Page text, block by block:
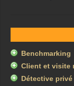
Benchmarking
Client et visite
Détective privé